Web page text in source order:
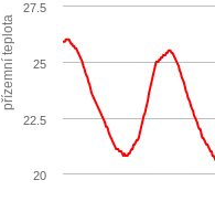
přízemní teplota
20
22.5
25
27.5